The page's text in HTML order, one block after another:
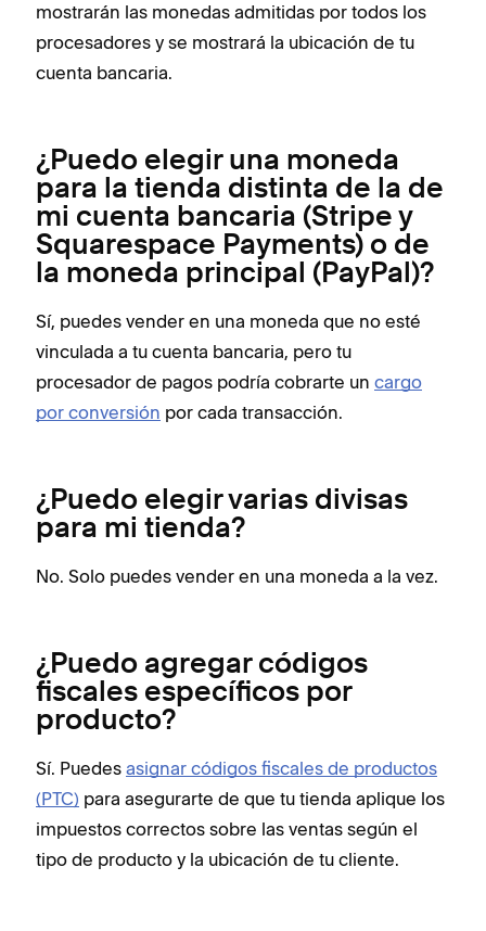
mostrarán las monedas admitidas por todos los
procesadores y se mostrará la ubicación de tu
cuenta bancaria.
¿Puedo elegir una moneda
para la tienda distinta de la de
mi cuenta bancaria (Stripe y
Squarespace Payments) o de
la moneda principal (PayPal)?
Sí, puedes vender en una moneda que no esté
vinculada a tu cuenta bancaria, pero tu
procesador de pagos podría cobrarte un cargo
por conversión por cada transacción.
¿Puedo elegir varias divisas
para mi tienda?
No. Solo puedes vender en una moneda a la vez.
¿Puedo agregar códigos
fiscales específicos por
producto?
Sí. Puedes asignar códigos fiscales de productos
(PTC) para asegurarte de que tu tienda aplique los
impuestos correctos sobre las ventas según el
tipo de producto y la ubicación de tu cliente.